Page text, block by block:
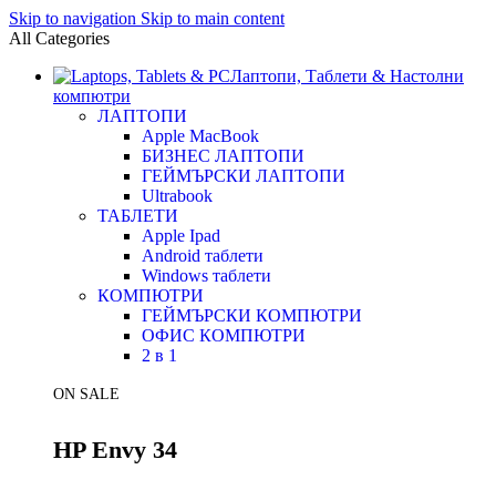
Skip to navigation Skip to main content
All Categories
Лаптопи, Таблети & Настолни
компютри
ЛАПТОПИ
Apple MacBook
БИЗНЕС ЛАПТОПИ
ГЕЙМЪРСКИ ЛАПТОПИ
Ultrabook
ТАБЛЕТИ
Apple Ipad
Android таблети
Windows таблети
КОМПЮТРИ
ГЕЙМЪРСКИ КОМПЮТРИ
ОФИС КОМПЮТРИ
2 в 1
ON SALE
HP Envy 34